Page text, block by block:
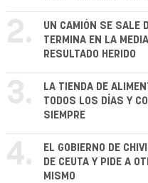
2.
UN CAMIÓN SE SALE
TERMINA EN LA
RESULTADO HERIDO
3.
LA TIENDA DE
TODOS LOS DÍAS Y
SIEMPRE
4.
EL GOBIERNO DE
DE CEUTA Y PIDE A
MISMO